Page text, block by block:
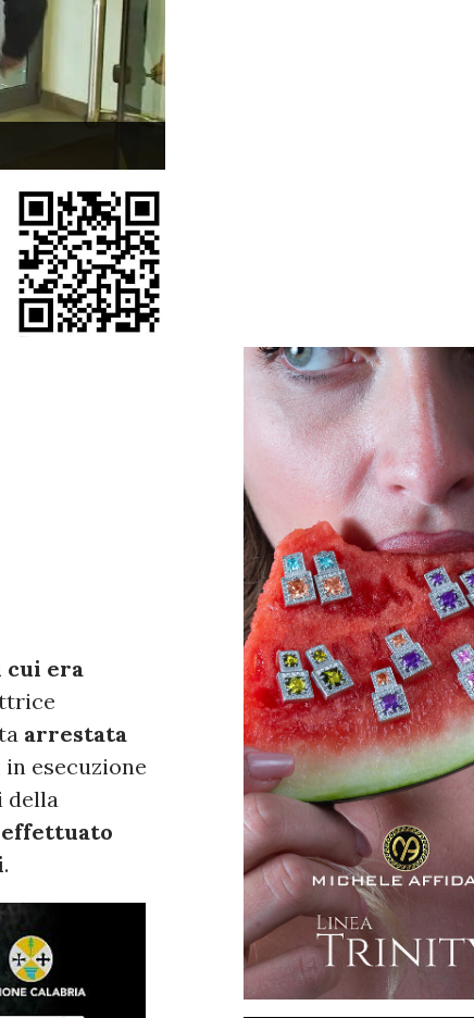
cui era
arrestata
in esecuzione
della
effettuato
.